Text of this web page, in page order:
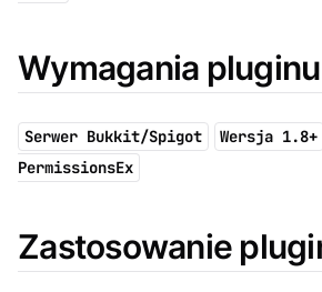
Wymagania pluginu
Serwer Bukkit/Spigot Wersja 1.8+
PermissionsEx
Zastosowanie